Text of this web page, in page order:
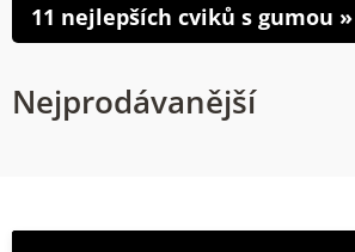
11 nejlepších cviků s gumou »
Nejprodávanější
V